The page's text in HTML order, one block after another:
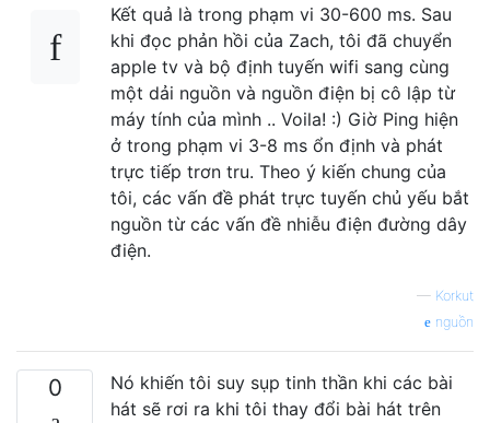
Kết quả là trong phạm vi 30-600 ms. Sau
khi đọc phản hồi của Zach, tôi đã chuyển
apple tv và bộ định tuyến wifi sang cùng
một dải nguồn và nguồn điện bị cô lập từ
máy tính của mình .. Voila! :) Giờ Ping hiện
ở trong phạm vi 3-8 ms ổn định và phát
trực tiếp trơn tru. Theo ý kiến ​​chung của
tôi, các vấn đề phát trực tuyến chủ yếu bắt
nguồn từ các vấn đề nhiễu điện đường dây
điện.
— Korkut
nguồn
0
Nó khiến tôi suy sụp tinh thần khi các bài
hát sẽ rơi ra khi tôi thay đổi bài hát trên